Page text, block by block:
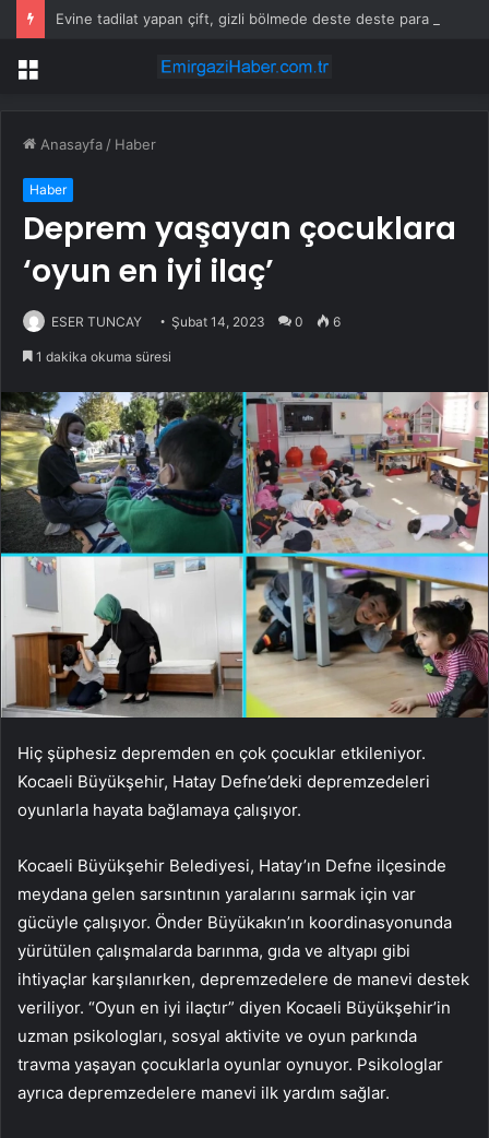
Menü
Anasayfa / Haber
Haber
Deprem yaşayan çocuklara
‘oyun en iyi ilaç’
ESER TUNCAY Şubat 14, 2023 0 6
1 dakika okuma süresi
Hiç şüphesiz depremden en çok çocuklar etkileniyor.
Kocaeli Büyükşehir, Hatay Defne’deki depremzedeleri
oyunlarla hayata bağlamaya çalışıyor.
Kocaeli Büyükşehir Belediyesi, Hatay’ın Defne ilçesinde
meydana gelen sarsıntının yaralarını sarmak için var
gücüyle çalışıyor. Önder Büyükakın’ın koordinasyonunda
yürütülen çalışmalarda barınma, gıda ve altyapı gibi
ihtiyaçlar karşılanırken, depremzedelere de manevi destek
veriliyor. “Oyun en iyi ilaçtır” diyen Kocaeli Büyükşehir’in
uzman psikologları, sosyal aktivite ve oyun parkında
travma yaşayan çocuklarla oyunlar oynuyor. Psikologlar
ayrıca depremzedelere manevi ilk yardım sağlar.